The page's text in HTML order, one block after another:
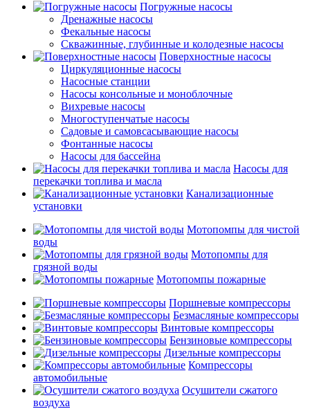
Погружные насосы
Дренажные насосы
Фекальные насосы
Скважинные, глубинные и колодезные насосы
Поверхностные насосы
Циркуляционные насосы
Насосные станции
Насосы консольные и моноблочные
Вихревые насосы
Многоступенчатые насосы
Садовые и самовсасывающие насосы
Фонтанные насосы
Насосы для бассейна
Насосы для
перекачки топлива и масла
Канализационные
установки
Мотопомпы для чистой
воды
Мотопомпы для
грязной воды
Мотопомпы пожарные
Поршневые компрессоры
Безмасляные компрессоры
Винтовые компрессоры
Бензиновые компрессоры
Дизельные компрессоры
Компрессоры
автомобильные
Осушители сжатого
воздуха